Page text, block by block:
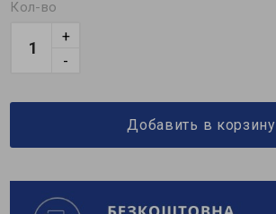
Кол-во
-
+
Добавить в корзину